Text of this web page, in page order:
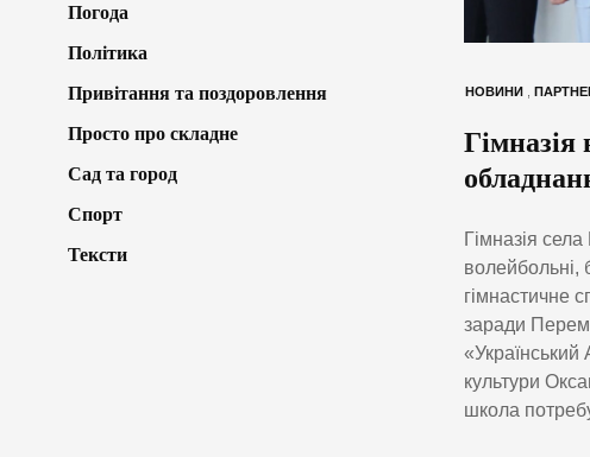
НОВИНИ,
Гімназія
Гімназія
волейбольні,
гімнастичне
заради
культури
школа
Погода
Політика
Привітання та поздоровлення
Просто про складне
Сад та город
Спорт
Тексти